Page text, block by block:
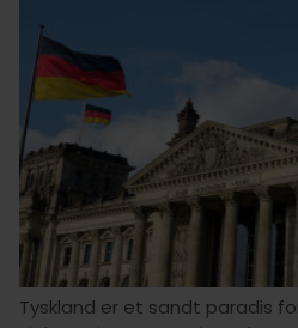
Tyskland er et sandt paradis